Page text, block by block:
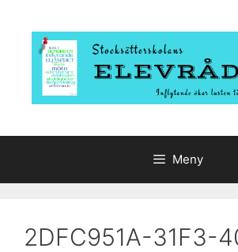
innehåll
Meny
2DFC951A-31F3-